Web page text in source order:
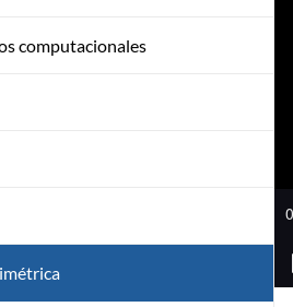
computacionales